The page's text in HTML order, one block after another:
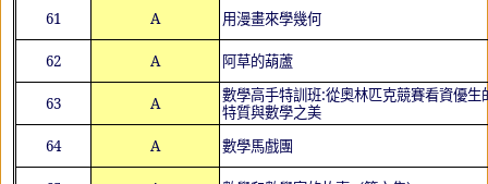
61
A 用漫畫來學幾何
62 A 阿草的葫蘆
63 A 數學高手特訓班:從奧林匹克競賽看資優生
特質與數學之美
64
A 數學馬戲團